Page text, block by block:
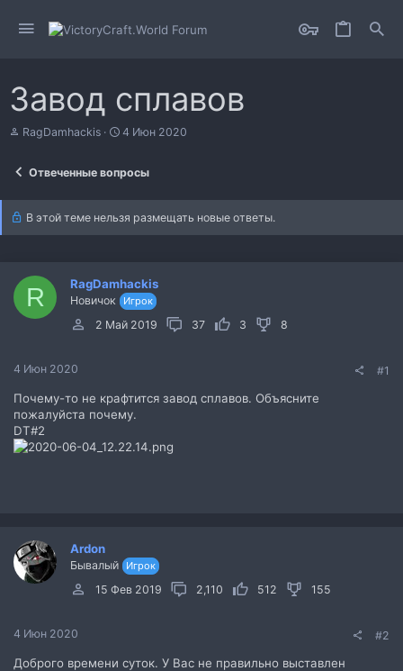
Завод сплавов
А
е
м
RagDamhackis
Д
а
ч
а
4 Июн 2020
Отвеченные вопросы
В этой теме нельзя размещать новые ответы.
R RagDamhackis
Новичок Игрок
2 Май 2019 37 3 8
4 Июн 2020 #1
Почему-то не крафтится завод сплавов. Объясните
пожалуйста почему.
DT#2
Ardon
Бывалый Игрок
15 Фев 2019 2,110 512 155
4 Июн 2020 #2
Доброго времени суток. У Вас не правильно выставлен